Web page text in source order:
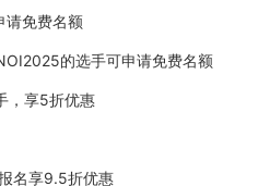
请免费名额
的选手可申请免费名额
，享5折优惠
名享9.5折优惠